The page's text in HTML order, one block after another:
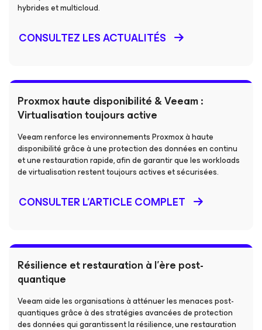
hybrides et multicloud.
CONSULTEZ LES ACTUALITÉS
Proxmox haute disponibilité & Veeam :
Virtualisation toujours active
Veeam renforce les environnements Proxmox à haute
disponibilité grâce à une protection des données en continu
et une restauration rapide, afin de garantir que les workloads
de virtualisation restent toujours actives et sécurisées.
CONSULTER L’ARTICLE COMPLET
Résilience et restauration à l’ère post-
quantique
Veeam aide les organisations à atténuer les menaces post-
quantiques grâce à des stratégies avancées de protection
des données qui garantissent la résilience, une restauration